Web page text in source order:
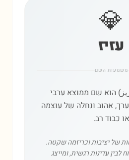
💎
עזיז
משמעות השם
הוא שם ממוצא ערבי
אהוב ונחלה של עוצמה
או כבוד רב.
של יציבות וכריזמה שקטה.
לבין עדינות רגשית, ומייצג